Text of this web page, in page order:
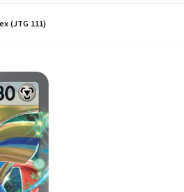
(JTG 111)